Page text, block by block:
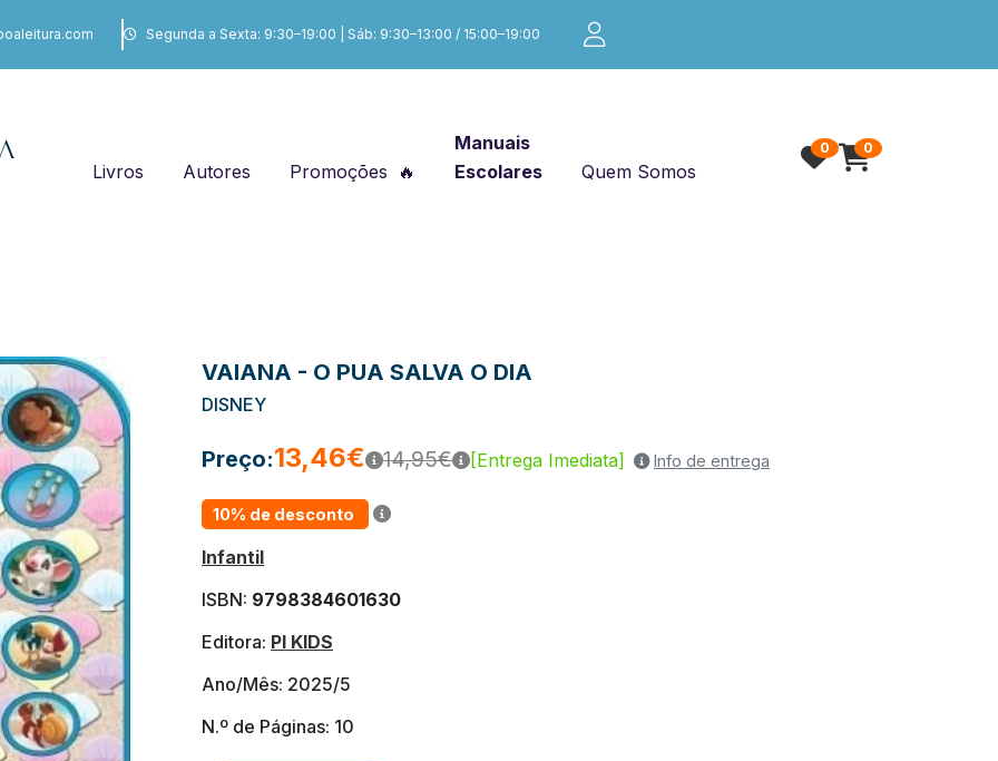
Segunda a Sexta: 9:30–19:00 | Sáb: 9:30–13:00 / 15:00–19:00
Livros Autores Promoções
Manuais
Escolares
Quem Somos
0 0
VAIANA - O PUA SALVA O DIA
DISNEY
Preço:13,46€ 14,95€ [Entrega Imediata] Info de entrega
10% de desconto
Infantil
ISBN: 9798384601630
Editora: PI KIDS
Ano/Mês: 2025/5
N.º de Páginas: 10